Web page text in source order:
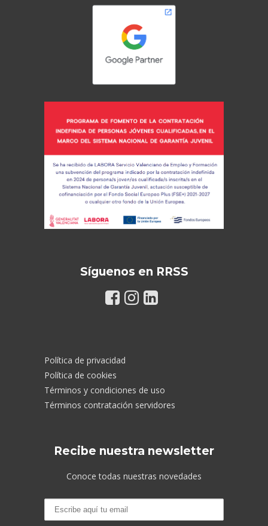
Síguenos en RRSS
Política de privacidad
Política de cookies
Términos y condiciones de uso
Términos contratación servidores
Recibe nuestra newsletter
Conoce todas nuestras novedades